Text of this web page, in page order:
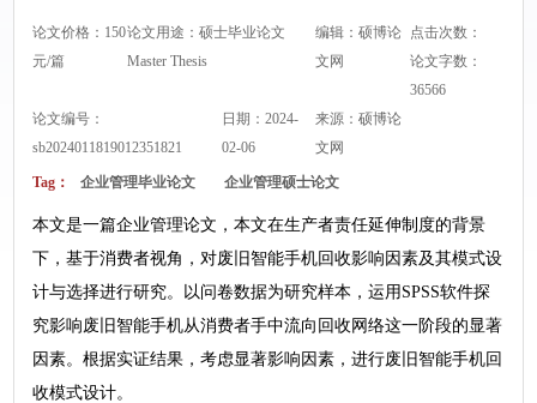
论文价格：150
元/篇
论文用途：硕士毕业论文
Master Thesis
编辑：硕博论
文网
点击次数：
论文字数：
36566
论文编号：
sb2024011819012351821
日期：2024-
02-06
来源：硕博论
文网
Tag： 企业管理毕业论文 企业管理硕士论文
本文是一篇企业管理论文，本文在生产者责任延伸制度的背景
下，基于消费者视角，对废旧智能手机回收影响因素及其模式设
计与选择进行研究。以问卷数据为研究样本，运用SPSS软件探
究影响废旧智能手机从消费者手中流向回收网络这一阶段的显著
因素。根据实证结果，考虑显著影响因素，进行废旧智能手机回
收模式设计。